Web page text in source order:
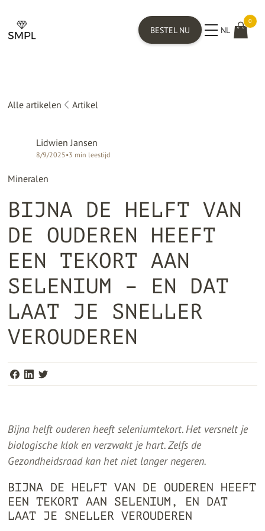
BESTEL NU NL
0
Alle artikelen Artikel
Lidwien Jansen
8/9/2025•3 min leestijd
Mineralen
BIJNA DE HELFT VAN
DE OUDEREN HEEFT
EEN TEKORT AAN
SELENIUM – EN DAT
LAAT JE SNELLER
VEROUDEREN
Bijna helft ouderen heeft seleniumtekort. Het versnelt je
biologische klok en verzwakt je hart. Zelfs de
Gezondheidsraad kan het niet langer negeren.
BIJNA DE HELFT VAN DE OUDEREN HEEFT
EEN TEKORT AAN SELENIUM, EN DAT
LAAT JE SNELLER VEROUDEREN